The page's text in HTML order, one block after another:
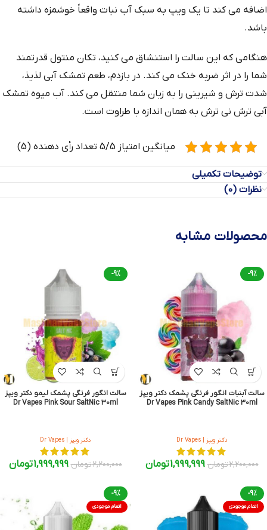
اضافه می کند تا یک ویپ به سبک آب نبات واقعاً خوشمزه داشته
باشد.
هنگامی که این سالت را استنشاق می کنید، تکان منتول قدرتمند
شما را در اثر ضربه خنک می کند. در بازدم، طعم تمشک آبی لذیذ،
شدت ترش و شیرینی را به زبان شما منتقل می کند. آب میوه تمشک
آبی ترش نی ترش به همان اندازه با طراوت است.
میانگین امتیاز 5/5 تعداد رأی دهنده (5)
توضیحات تکمیلی
نظرات (0)
محصولات مشابه
-9%
سالت آبنبات انگور فرنگی پشمک دکتر ویپز
Dr Vapes Pink Candy SaltNic 30ml
دکتر ویپز | Dr Vapes
2,200,000تومان 1,999,999تومان
-9%
سالت انگور فرنگی پشمک لیمو دکتر ویپز
Dr Vapes Pink Sour SaltNic 30ml
دکتر ویپز | Dr Vapes
2,200,000تومان 1,999,999تومان
-9%
اتمام موجودی
-9%
اتمام موجودی